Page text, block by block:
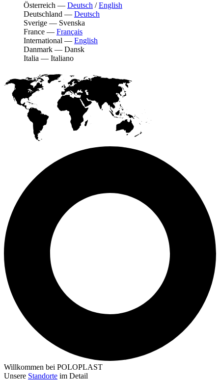
Österreich — Deutsch /English
Deutschland — Deutsch
Sverige — Svenska
France — Français
International — English
Danmark — Dansk
Italia — Italiano
Willkommen bei POLOPLAST
Unsere Standorte im Detail